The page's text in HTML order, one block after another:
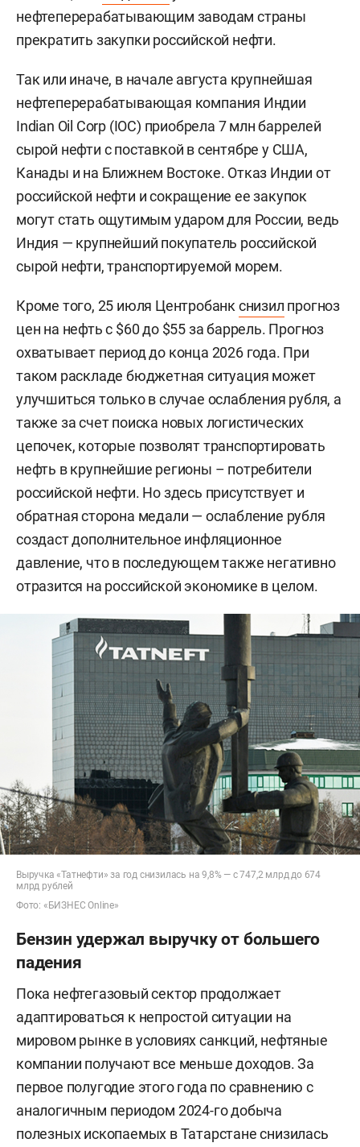
нефтеперерабатывающим заводам страны
прекратить закупки российской нефти.
Так или иначе, в начале августа крупнейшая
нефтеперерабатывающая компания Индии
Indian Oil Corp (IOC) приобрела 7 млн баррелей
сырой нефти с поставкой в сентябре у США,
Канады и на Ближнем Востоке. Отказ Индии от
российской нефти и сокращение ее закупок
могут стать ощутимым ударом для России, ведь
Индия — крупнейший покупатель российской
сырой нефти, транспортируемой морем.
Кроме того, 25 июля Центробанкснизил прогноз
цен на нефть с $60 до $55 за баррель. Прогноз
охватывает период до конца 2026 года. При
таком раскладе бюджетная ситуация может
улучшиться только в случае ослабления рубля, а
также за счет поиска новых логистических
цепочек, которые позволят транспортировать
нефть в крупнейшие регионы – потребители
российской нефти. Но здесь присутствует и
обратная сторона медали — ослабление рубля
создаст дополнительное инфляционное
давление, что в последующем также негативно
отразится на российской экономике в целом.
Выручка «Татнефти» за год снизилась на 9,8% — с 747,2 млрд до 674
млрд рублей
Фото: «БИЗНЕС Online»
Бензин удержал выручку от большего
падения
Пока нефтегазовый сектор продолжает
адаптироваться к непростой ситуации на
мировом рынке в условиях санкций, нефтяные
компании получают все меньше доходов. За
первое полугодие этого года по сравнению с
аналогичным периодом 2024-го добыча
полезных ископаемых в Татарстане снизилась